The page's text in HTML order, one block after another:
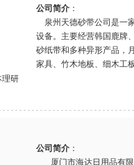
理研
公司简介 ：
泉州天德砂带公司是一
设备。主要经营韩国鹿牌
砂纸带和多种异形产品，
家具、竹木地板、细木工
公司简介 ：
厦门市海达日用品有限